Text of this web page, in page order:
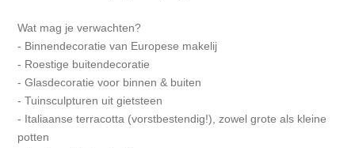
Wat mag je verwachten?
- Binnendecoratie van Europese makelij
- Roestige buitendecoratie
- Glasdecoratie voor binnen & buiten
- Tuinsculpturen uit gietsteen
- Italiaanse terracotta (vorstbestendig!), zowel grote als kleine
potten